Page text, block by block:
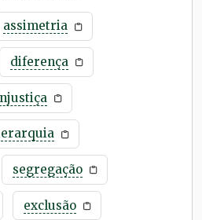
assimetria
diferença
segregação
exclusão